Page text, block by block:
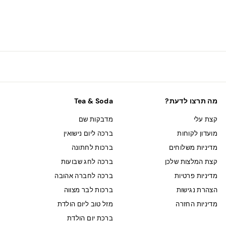
מה תרצו לדעת?
קצת עלי
מועדון לקוחות
מדיניות משלוחים
קצת המלצות שלכן
מדיניות פרטיות
הצהרת נגישות
מדיניות החזרה
Tea & Soda
מדבקות שם
ברכה ליום נישואין
ברכות לחתונה
ברכה לחג שבועות
ברכה לחברה אהובה
ברכות לבר מצווה
מזל טוב ליום הולדת
ברכת יום הולדת